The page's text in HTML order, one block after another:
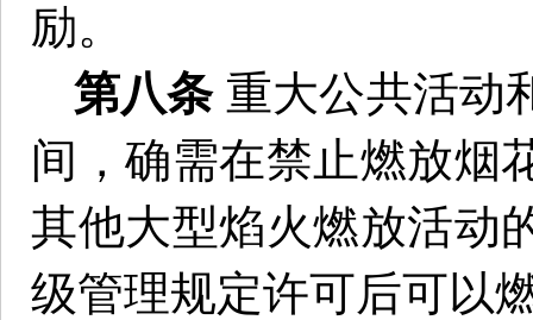
励。
第八条 重大公共活动
间，确需在禁止燃放烟
其他大型焰火燃放活动
级管理规定许可后可以